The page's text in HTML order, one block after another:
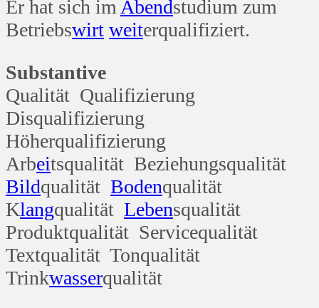
Er hat sich im Abendstudium zum
Betriebswirt weiterqualifiziert.
Substantive
Qualität Qualifizierung
Disqualifizierung
Höherqualifizierung
Arbeitsqualität Beziehungsqualität
Bildqualität Bodenqualität
Klangqualität Lebensqualität
Produktqualität Servicequalität
Textqualität Tonqualität
Trinkwasserqualität